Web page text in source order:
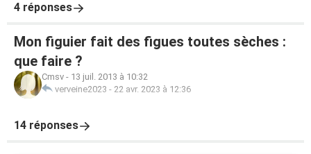
4 réponses
Mon figuier fait des figues toutes sèches :
que faire ?
Cmsv - 13 juil. 2013 à 10:32
verveine2023 - 22 avr. 2023 à 12:36
14 réponses